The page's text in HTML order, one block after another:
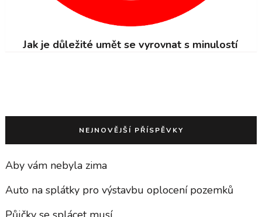
Jak je důležité umět se vyrovnat s minulostí
NEJNOVĚJŠÍ PŘÍSPĚVKY
Aby vám nebyla zima
Auto na splátky pro výstavbu oplocení pozemků